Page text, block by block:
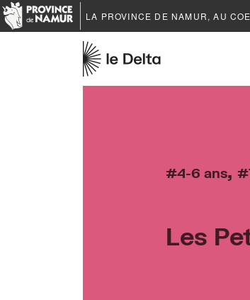
LA PROVINCE DE NAMUR, AU
4-6 ans,
Les